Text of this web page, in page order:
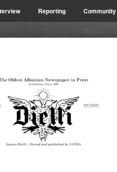
Reporting Community